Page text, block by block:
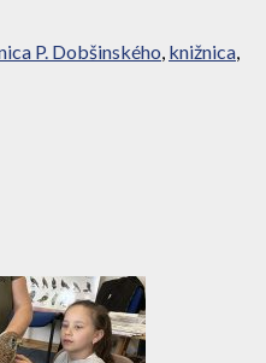
P. Dobšinského, knižnica,